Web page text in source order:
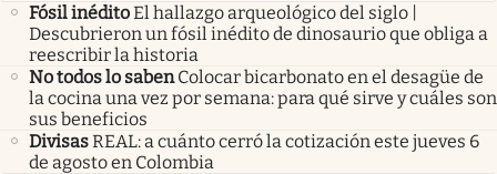
Fósil inéditoEl hallazgo arqueológico del siglo |
Descubrieron un fósil inédito de dinosaurio que obliga a
reescribir la historia
No todos lo saben Colocar bicarbonato en el desagüe de
la cocina una vez por semana: para qué sirve y cuáles son
sus beneficios
DivisasREAL: a cuánto cerró la cotización este jueves 6
de agosto en Colombia